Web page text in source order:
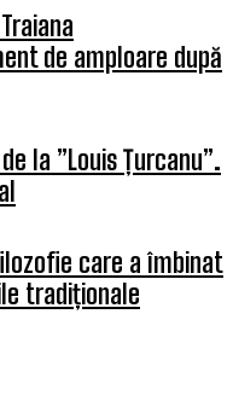
de amploare după
la ”Louis Țurcanu”.
care a îmbinat
tradiționale